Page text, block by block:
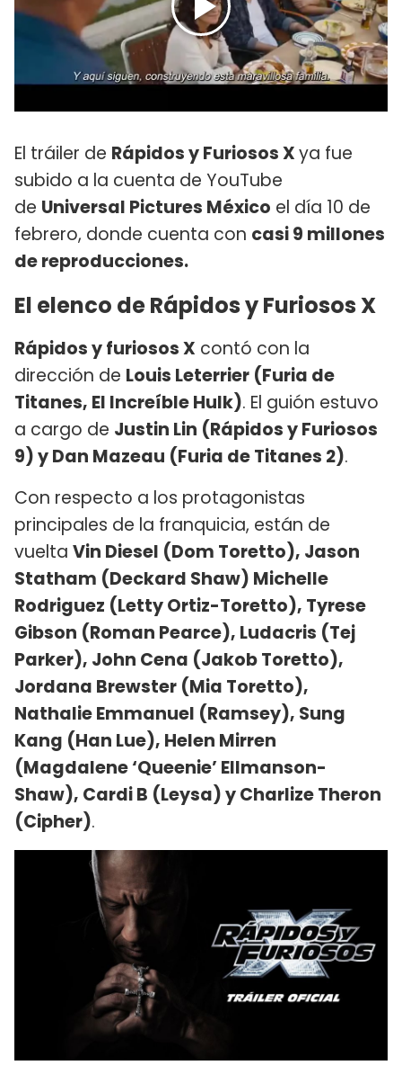
El tráiler de Rápidos y Furiosos Xya fue
subido a la cuenta de YouTube
de Universal Pictures México el día 10 de
febrero, donde cuenta con casi 9 millones
de reproducciones.
El elenco de Rápidos y Furiosos X
Rápidos y furiosos X contó con la
dirección de Louis Leterrier (Furia de
Titanes, El Increíble Hulk). El guión estuvo
a cargo de Justin Lin (Rápidos y Furiosos
9) y Dan Mazeau (Furia de Titanes 2).
Con respecto a los protagonistas
principales de la franquicia, están de
vuelta Vin Diesel (Dom Toretto), Jason
Statham (Deckard Shaw) Michelle
Rodriguez (Letty Ortiz-Toretto), Tyrese
Gibson (Roman Pearce), Ludacris (Tej
Parker), John Cena (Jakob Toretto),
Jordana Brewster (Mia Toretto),
Nathalie Emmanuel (Ramsey), Sung
Kang (Han Lue), Helen Mirren
(Magdalene ‘Queenie’ Ellmanson-
Shaw), Cardi B (Leysa) y Charlize Theron
(Cipher).